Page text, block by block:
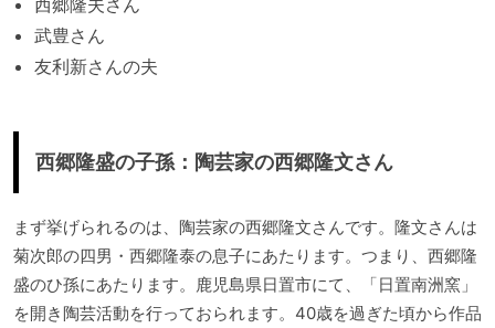
武豊さん
友利新さんの夫
西郷隆盛の子孫：陶芸家の西郷隆文さん
まず挙げられるのは、陶芸家の西郷隆文さんです。隆文さんは
菊次郎の四男・西郷隆泰の息子にあたります。つまり、西郷隆
盛のひ孫にあたります。鹿児島県日置市にて、「日置南洲窯」
を開き陶芸活動を行っておられます。40歳を過ぎた頃から作品